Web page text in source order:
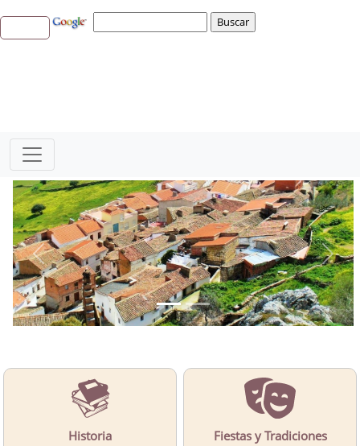
Historia Fiestas y Tradiciones